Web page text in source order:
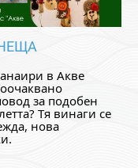
в Акве
за подобен
Тя винаги се
нова